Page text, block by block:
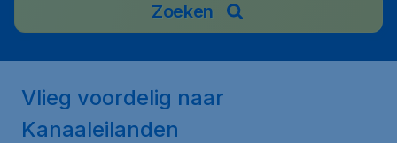
Zoeken
Vlieg voordelig naar
Kanaaleilanden